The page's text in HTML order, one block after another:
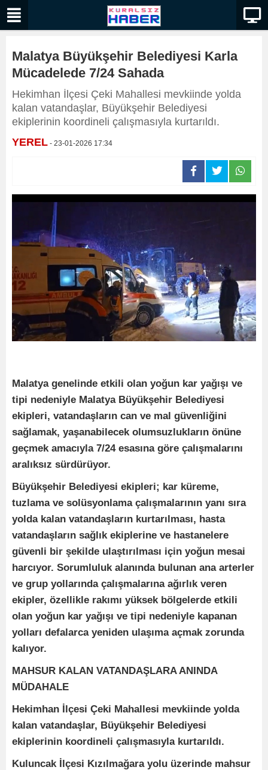
Malatya Büyükşehir Belediyesi Karla
Mücadelede 7/24 Sahada
Hekimhan İlçesi Çeki Mahallesi mevkiinde yolda
kalan vatandaşlar, Büyükşehir Belediyesi
ekiplerinin koordineli çalışmasıyla kurtarıldı.
YEREL - 23-01-2026 17:34
Malatya genelinde etkili olan yoğun kar yağışı ve
tipi nedeniyle Malatya Büyükşehir Belediyesi
ekipleri, vatandaşların can ve mal güvenliğini
sağlamak, yaşanabilecek olumsuzlukların önüne
geçmek amacıyla 7/24 esasına göre çalışmalarını
aralıksız sürdürüyor.
Büyükşehir Belediyesi ekipleri; kar küreme,
tuzlama ve solüsyonlama çalışmalarının yanı sıra
yolda kalan vatandaşların kurtarılması, hasta
vatandaşların sağlık ekiplerine ve hastanelere
güvenli bir şekilde ulaştırılması için yoğun mesai
harcıyor. Sorumluluk alanında bulunan ana arterler
ve grup yollarında çalışmalarına ağırlık veren
ekipler, özellikle rakımı yüksek bölgelerde etkili
olan yoğun kar yağışı ve tipi nedeniyle kapanan
yolları defalarca yeniden ulaşıma açmak zorunda
kalıyor.
MAHSUR KALAN VATANDAŞLARA ANINDA
MÜDAHALE
Hekimhan İlçesi Çeki Mahallesi mevkiinde yolda
kalan vatandaşlar, Büyükşehir Belediyesi
ekiplerinin koordineli çalışmasıyla kurtarıldı.
Kuluncak İlçesi Kızılmağara yolu üzerinde mahsur